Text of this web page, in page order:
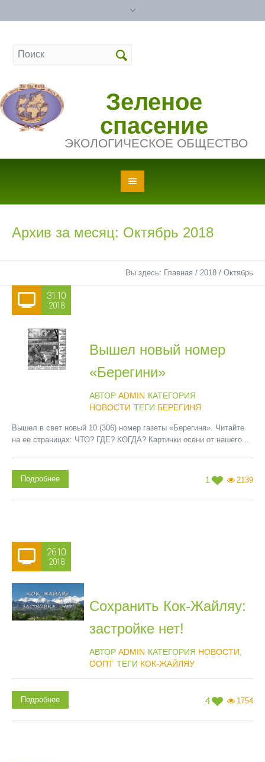
Зеленое
спасение
ЭКОЛОГИЧЕСКОЕ ОБЩЕСТВО
Архив за месяц: Октябрь 2018
Вы здесь: Главная / 2018 / Октябрь
31.10
2018
Вышел новый номер
«Берегини»
АВТОР ADMIN КАТЕГОРИЯ
НОВОСТИ ТЕГИ БЕРЕГИНЯ
Вышел в свет новый 10 (306) номер газеты «Берегиня». Читайте
на ее страницах: ЧТО? ГДЕ? КОГДА? Картинки осени от нашего...
1 2139
Подробнее
26.10
2018
Сохранить Кок-Жайляу:
застройке нет!
АВТОР ADMIN КАТЕГОРИЯ НОВОСТИ
ООПТ ТЕГИ КОК-ЖАЙЛЯУ
4 1754
Подробнее